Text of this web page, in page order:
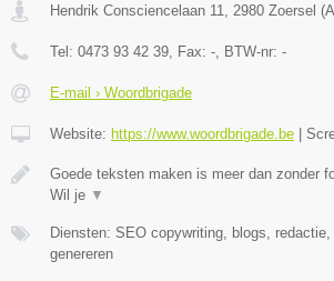
Hendrik Consciencelaan 11 2980 Zoersel (
Tel: 0473 93 42 39 , Fax: - , BTW-nr: -
E-mail › Woordbrigade
Website: https://www.woordbrigade.be |
Goede teksten maken is meer dan zonder
Wil je ▼
Diensten: SEO copywriting, blogs,
genereren